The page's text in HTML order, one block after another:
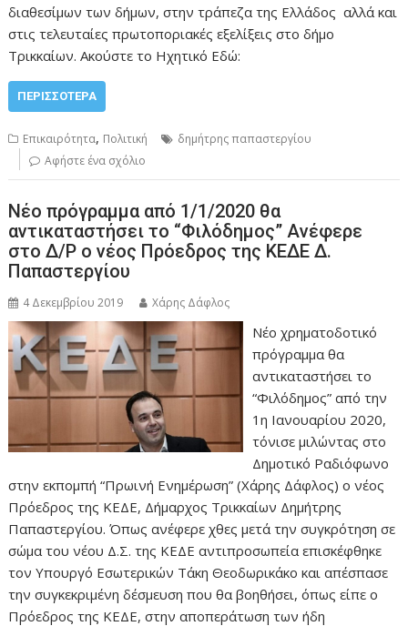
διαθεσίμων των δήμων, στην τράπεζα της Ελλάδος αλλά και
στις τελευταίες πρωτοποριακές εξελίξεις στο δήμο
Τρικκαίων. Ακούστε το Ηχητικό Εδώ:
ΠΕΡΙΣΣΌΤΕΡΑ
Επικαιρότητα, Πολιτική
δημήτρης παπαστεργίου
Αφήστε ένα σχόλιο
Νέο πρόγραμμα από 1/1/2020 θα
αντικαταστήσει το “Φιλόδημος” Ανέφερε
στο Δ/Ρ ο νέος Πρόεδρος της ΚΕΔΕ Δ.
Παπαστεργίου
4 Δεκεμβρίου 2019 Χάρης Δάφλος
Νέο χρηματοδοτικό
πρόγραμμα θα
αντικαταστήσει το
“Φιλόδημος” από την
1η Ιανουαρίου 2020,
τόνισε μιλώντας στο
Δημοτικό Ραδιόφωνο
στην εκπομπή “Πρωινή Ενημέρωση” (Χάρης Δάφλος) ο νέος
Πρόεδρος της ΚΕΔΕ, Δήμαρχος Τρικκαίων Δημήτρης
Παπαστεργίου. Όπως ανέφερε χθες μετά την συγκρότηση σε
σώμα του νέου Δ.Σ. της ΚΕΔΕ αντιπροσωπεία επισκέφθηκε
τον Υπουργό Εσωτερικών Τάκη Θεοδωρικάκο και απέσπασε
την συγκεκριμένη δέσμευση που θα βοηθήσει, όπως είπε ο
Πρόεδρος της ΚΕΔΕ, στην αποπεράτωση των ήδη